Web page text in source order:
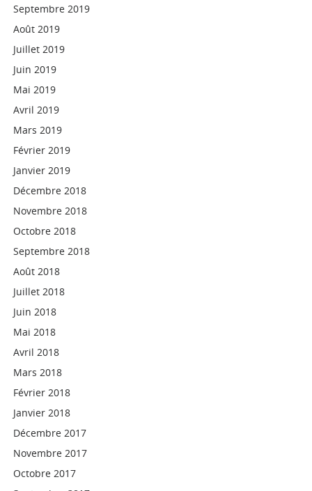
Septembre 2019
Août 2019
Juillet 2019
Juin 2019
Mai 2019
Avril 2019
Mars 2019
Février 2019
Janvier 2019
Décembre 2018
Novembre 2018
Octobre 2018
Septembre 2018
Août 2018
Juillet 2018
Juin 2018
Mai 2018
Avril 2018
Mars 2018
Février 2018
Janvier 2018
Décembre 2017
Novembre 2017
Octobre 2017